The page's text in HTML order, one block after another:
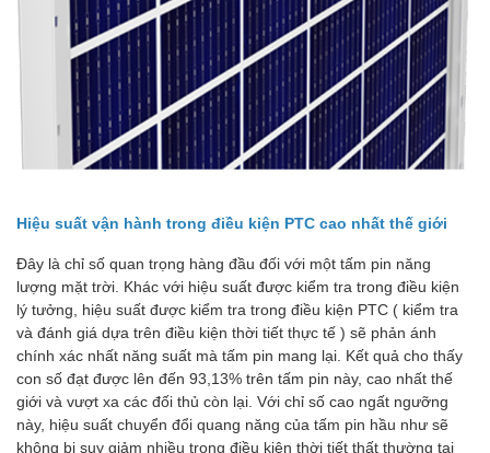
Hiệu suất vận hành trong điều kiện PTC cao nhất thế giới
Đây là chỉ số quan trọng hàng đầu đối với một tấm pin năng
lượng mặt trời. Khác với hiệu suất được kiểm tra trong điều kiện
lý tưởng, hiệu suất được kiểm tra trong điều kiện PTC ( kiểm tra
và đánh giá dựa trên điều kiện thời tiết thực tế ) sẽ phản ánh
chính xác nhất năng suất mà tấm pin mang lại. Kết quả cho thấy
con số đạt được lên đến 93,13% trên tấm pin này, cao nhất thế
giới và vượt xa các đối thủ còn lại. Với chỉ số cao ngất ngưỡng
này, hiệu suất chuyển đổi quang năng của tấm pin hầu như sẽ
không bị suy giảm nhiều trong điều kiện thời tiết thất thường tại